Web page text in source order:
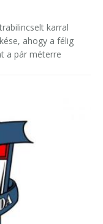
karral
ahogy a félig
a pár méterre